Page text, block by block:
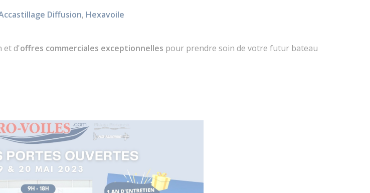
Diffusion, Hexavoile
et d'offres commerciales exceptionnelles pour prendre soin de votre futur bateau